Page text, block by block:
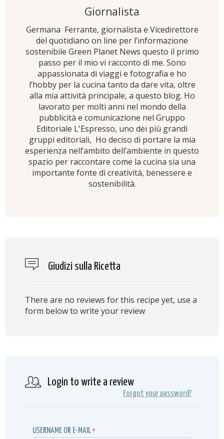
Giornalista
Germana Ferrante, giornalista e Vicedirettore
del quotidiano on line per l’informazione
sostenibile Green Planet News questo il primo
passo per il mio vi racconto di me. Sono
appassionata di viaggi e fotografia e ho
l’hobby per la cucina tanto da dare vita, oltre
alla mia attività principale, a questo blog. Ho
lavorato per molti anni nel mondo della
pubblicità e comunicazione nel Gruppo
Editoriale L'Espresso, uno dei più grandi
gruppi editoriali, Ho deciso di portare la mia
esperienza nell’ambito dell’ambiente in questo
spazio per raccontare come la cucina sia una
importante fonte di creatività, benessere e
sostenibilità.
Giudizi sulla Ricetta
There are no reviews for this recipe yet, use a
form below to write your review
Login to write a review
Forgot your password?
USERNAME OR E-MAIL *